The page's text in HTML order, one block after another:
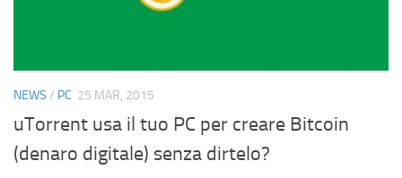
Cerca
NEWS / PC 25 MAR, 2015
uTorrent usa il tuo PC per creare Bitcoin
(denaro digitale) senza dirtelo?